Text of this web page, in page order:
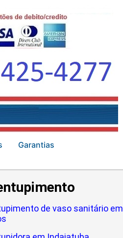
Garantias
de vaso sanitário em